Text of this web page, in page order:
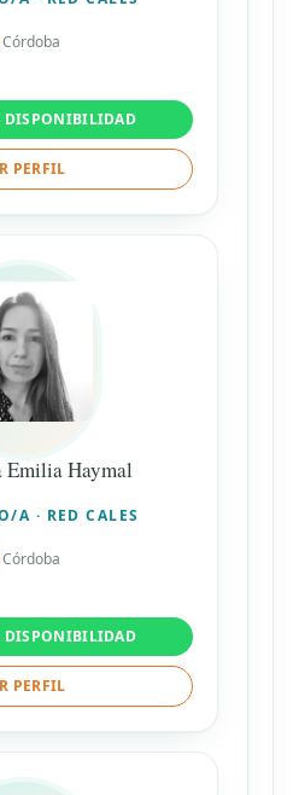
Córdoba
DISPONIBILIDAD
PERFIL
Haymal
A · RED CALES
Córdoba
DISPONIBILIDAD
PERFIL